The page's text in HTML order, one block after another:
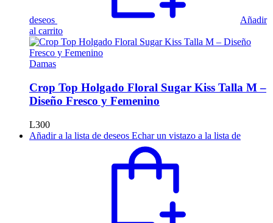
deseos
Añadir
al carrito
Damas
Crop Top Holgado Floral Sugar Kiss Talla M –
Diseño Fresco y Femenino
L300
Añadir a la lista de deseos Echar un vistazo a la lista de